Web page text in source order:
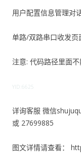
用户配置信息管理对
单路/双路串口收发页
注意: 代码路径里面
YID:6625
详询客服 微信
或 27699885
图文详情请查看：